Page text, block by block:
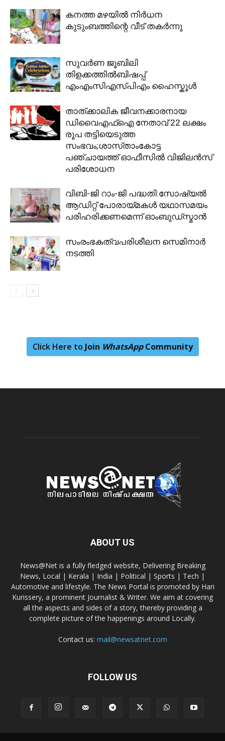
കനത്ത മഴയിൽ നിർധന
കുടുംബത്തിന്റെ വീട് തകർന്നു
സുവർണ ജൂബിലി
തിളക്കത്തിൽബിഷപ്പ്
എംഎംസിഎസ്പിഎം ഹൈസ്കൂൾ
താത്ക്കാലിക ജീവനക്കാരനായ
ഡിവൈഎഫ്ഐ നേതാവ് 22 ലക്ഷം
രൂപ തട്ടിയെടുത്ത
സംഭവം;ശാസ്‌താംകോട്ട
പഞ്ചായത്ത് ഓഫീസിൽ വിജിലൻസ്
പരിശോധന
വിബി-ജി റാം-ജി പദ്ധതി:സോഷ്യൽ
ആഡിറ്റ് പോരായ്മകൾ യഥാസമയം
പരിഹരിക്കണമെന്ന് ഓംബുഡ്‌സ്മാൻ
സംരംഭകത്വപരിശീലന സെമിനാർ
നടത്തി
Click Here to Join WhatsAppCommunity
ABOUT US
News@Net is a fully fledged website, Delivering Breaking
News, Local | Kerala | India | Political | Sports | Tech |
Automotive and lifestyle. The News Portal is promoted by Hari
Kurissery, a prominent Journalist & Writer. We aim at covering
all the aspects and sides of a story, thereby providing a
complete picture of the happenings around Locally.
Contact us: mail@newsatnet.com
FOLLOW US